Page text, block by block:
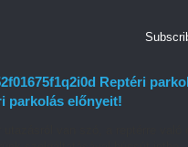
Reptéri
parkolás előnyeit!